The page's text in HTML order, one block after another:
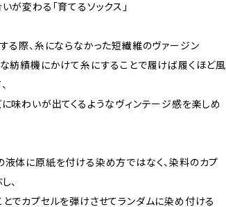
が変わる「育てるソックス」
る際、糸にならなかった短繊維のヴァージン
紡績機にかけて糸にすることで履けば履くほど風
味わいが出てくるようなヴィンテージ感を楽しめ
体に原紙を付ける染め方ではなく、染料のカプ
、
でカプセルを弾けさせてランダムに染め付ける